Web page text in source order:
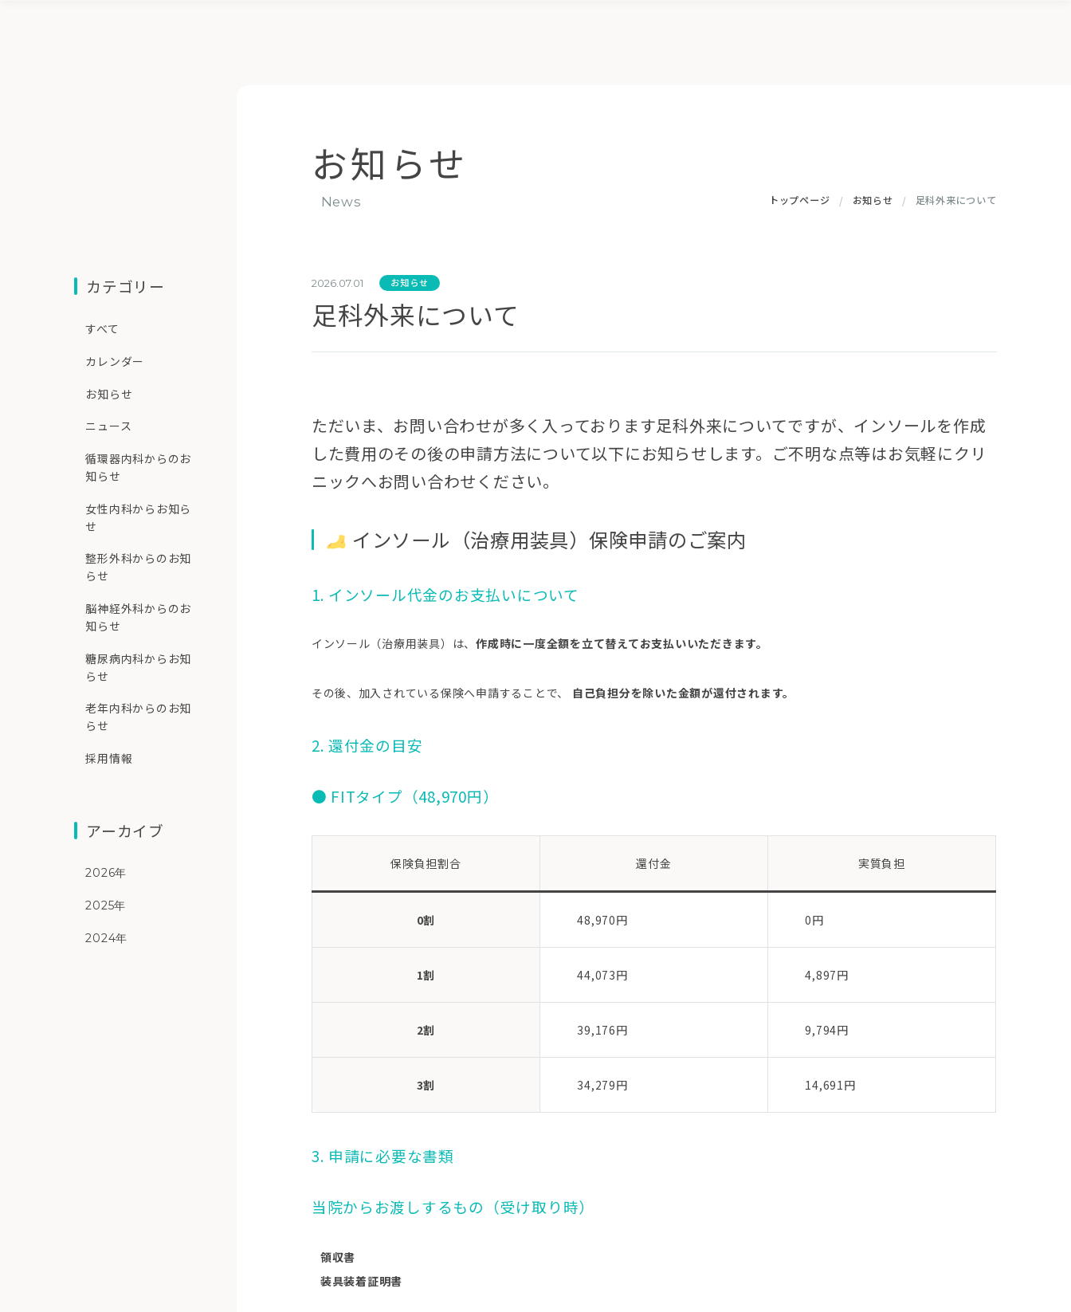
お知らせ
news トップページ お知らせ 足科外来について
2026.07.01 お知らせ
足科外来について
ただいま、お問い合わせが多く入っております足科外来についてですが、インソールを作成
した費用のその後の申請方法について以下にお知らせします。ご不明な点等はお気軽にクリ
ニックへお問い合わせください。
インソール（治療用装具）保険申請のご案内
1. インソール代金のお支払いについて
インソール（治療用装具）は、作成時に一度全額を立て替えてお支払いいただきます。
その後、加入されている保険へ申請することで、 自己負担分を除いた金額が還付されます。
2. 還付金の目安
● FITタイプ（48,970円）
保険負担割合 還付金 実質負担
0割 48,970円 0円
1割 44,073円 4,897円
2割 39,176円 9,794円
3割 34,279円 14,691円
3. 申請に必要な書類
当院からお渡しするもの（受け取り時）
領収書
装具装着証明書
カテゴリー
すべて
カレンダー
お知らせ
ニュース
循環器内科からのお
知らせ
女性内科からお知ら
せ
整形外科からのお知
らせ
脳神経外科からのお
知らせ
糖尿病内科からお知
らせ
老年内科からのお知
らせ
採用情報
アーカイブ
2026年
2025年
2024年